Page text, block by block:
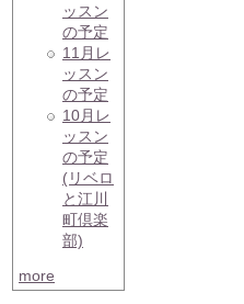
ッスン
の予定
11月レ
ッスン
の予定
10月レ
ッスン
の予定
(リベロ
と江川
町倶楽
部)
more